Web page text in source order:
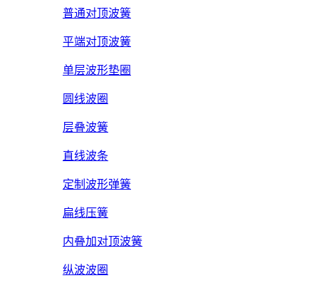
普通对顶波簧
平端对顶波簧
单层波形垫圈
圆线波圈
层叠波簧
直线波条
定制波形弹簧
扁线压簧
内叠加对顶波簧
纵波波圈